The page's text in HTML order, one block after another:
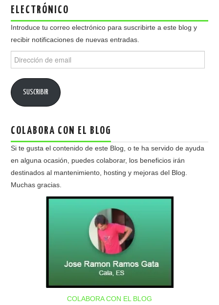
ELECTRÓNICO
Introduce tu correo electrónico para suscribirte a este blog y
recibir notificaciones de nuevas entradas.
Dirección
de
SUSCRIBIR
COLABORA CON EL BLOG
Si te gusta el contenido de este Blog, o te ha servido de ayuda
en alguna ocasión, puedes colaborar, los beneficios irán
destinados al mantenimiento, hosting y mejoras del Blog.
Muchas gracias.
COLABORA CON EL BLOG